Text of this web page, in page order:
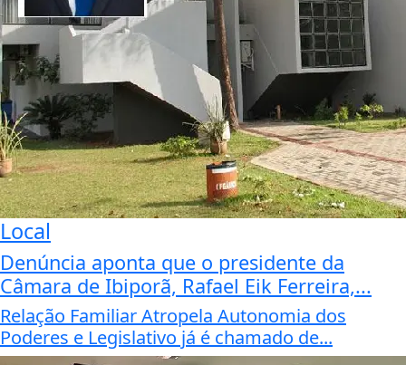
Local
Denúncia aponta que o presidente da
Câmara de Ibiporã, Rafael Eik Ferreira,...
Relação Familiar Atropela Autonomia dos
Poderes e Legislativo já é chamado de...